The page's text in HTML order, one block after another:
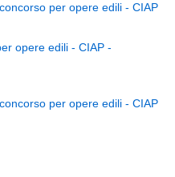
per opere edili - CIAP
opere edili - CIAP -
per opere edili - CIAP